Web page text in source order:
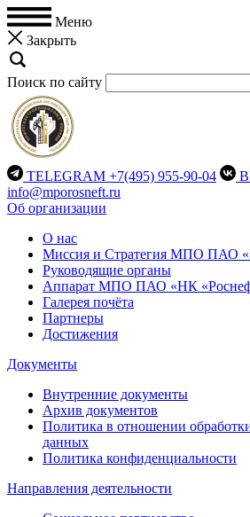
Меню
Закрыть
Поиск по сайту
TELEGRAM +7(495) 955-90-04
info@mporosneft.ru
Об организации
О нас
Миссия и Стратегия МПО ПАО
Руководящие органы
Аппарат МПО ПАО «НК
Галерея почёта
Партнеры
Достижения
Документы
Внутренние документы
Архив документов
Политика в отношении
данных
Политика конфиденциальности
Направления деятельности